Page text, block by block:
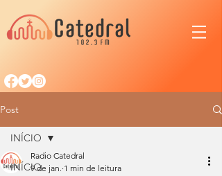
Post
INÍCIO
INÍCIO
Radio Catedral
9 de jan. 1 min de leitura